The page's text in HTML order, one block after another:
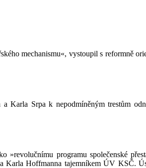
mechanismu«, vystoupil s reformně
Karla Srpa k nepodmíněným trestům
programu společenské
Hoffmanna tajemníkem ÚV KSČ.